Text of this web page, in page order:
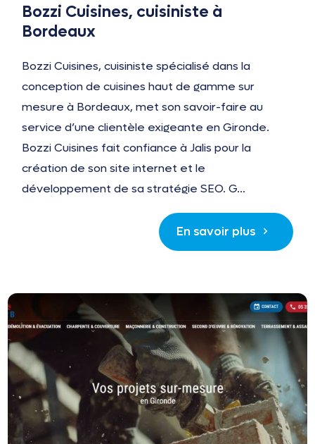
Bozzi Cuisines, cuisiniste à
Bordeaux
Bozzi Cuisines, cuisiniste spécialisé dans la
conception de cuisines haut de gamme sur
mesure à Bordeaux, met son savoir-faire au
service d’une clientèle exigeante en Gironde.
Bozzi Cuisines fait confiance à Jalis pour la
création de son site internet et le
développement de sa stratégie SEO. G...
En savoir plus